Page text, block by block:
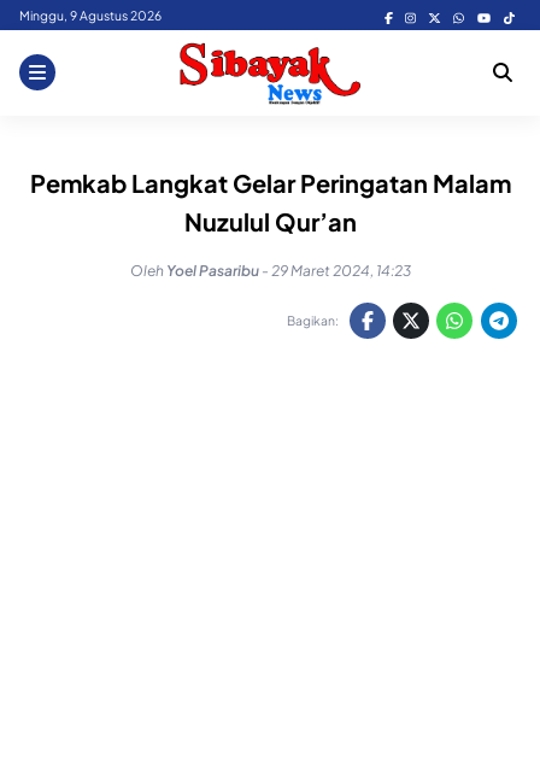
Skip
content
Minggu, 9 Agustus 2026
Pemkab Langkat Gelar Peringatan Malam
Nuzulul Qur’an
Oleh Yoel Pasaribu - 29 Maret 2024, 14:23
Bagikan: